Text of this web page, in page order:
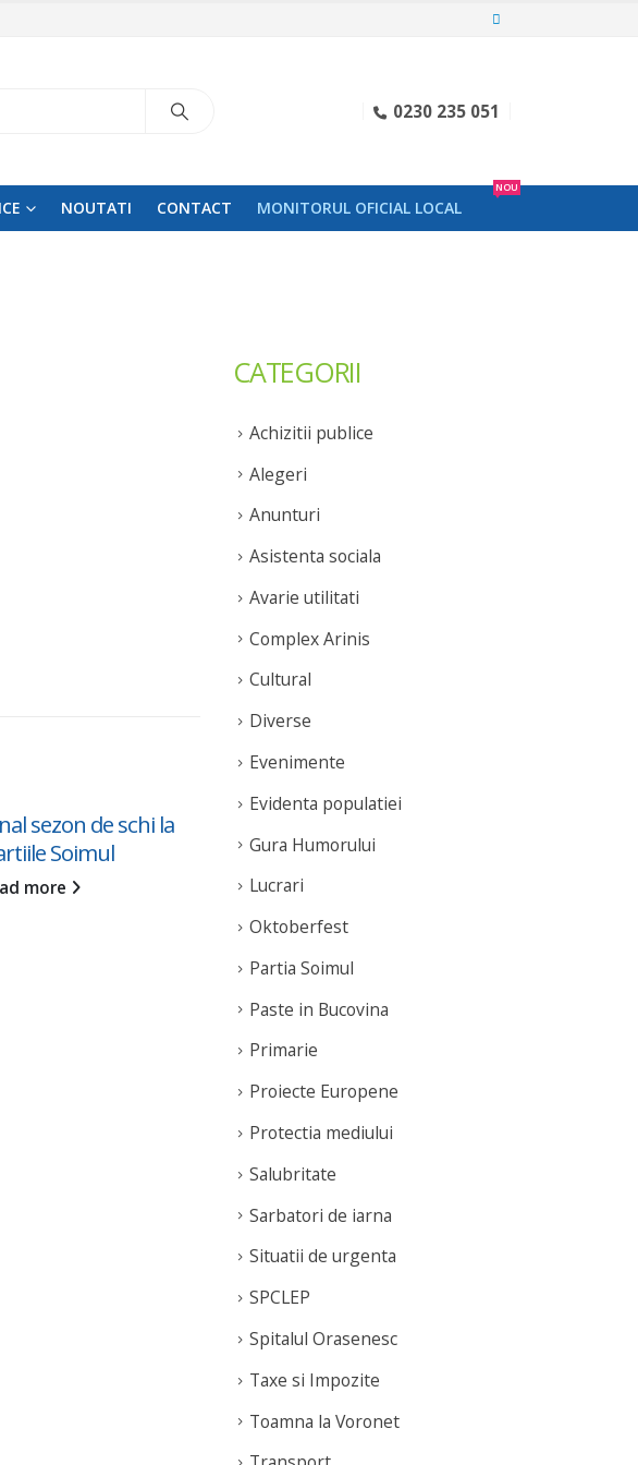
0230 235 051
NOUTATI CONTACT MONITORUL OFICIAL LOCAL
NOU
sezon de schi la
Soimul
more
04
Mar
De 8 Martie, doamnele
si domnisoarele
schiaza gratuit pe
CATEGORII
Achizitii publice
Alegeri
Anunturi
Asistenta sociala
Avarie utilitati
Complex Arinis
Cultural
Diverse
Evenimente
Evidenta populatiei
Gura Humorului
Lucrari
Oktoberfest
Partia Soimul
Paste in Bucovina
Primarie
Proiecte Europene
Protectia mediului
Salubritate
Sarbatori de iarna
Situatii de urgenta
SPCLEP
Spitalul Orasenesc
Taxe si Impozite
Toamna la Voronet